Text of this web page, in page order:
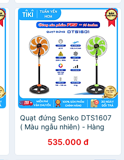
Quạt đứng Senko DTS1607
( Màu ngẫu nhiên) - Hàng
535.000 đ